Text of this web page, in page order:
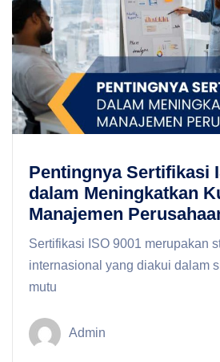
Pentingnya Sertifikasi
dalam Meningkatkan
Manajemen
Sertifikasi ISO 9001 merupakan
internasional yang diakui dalam
mutu
Admin